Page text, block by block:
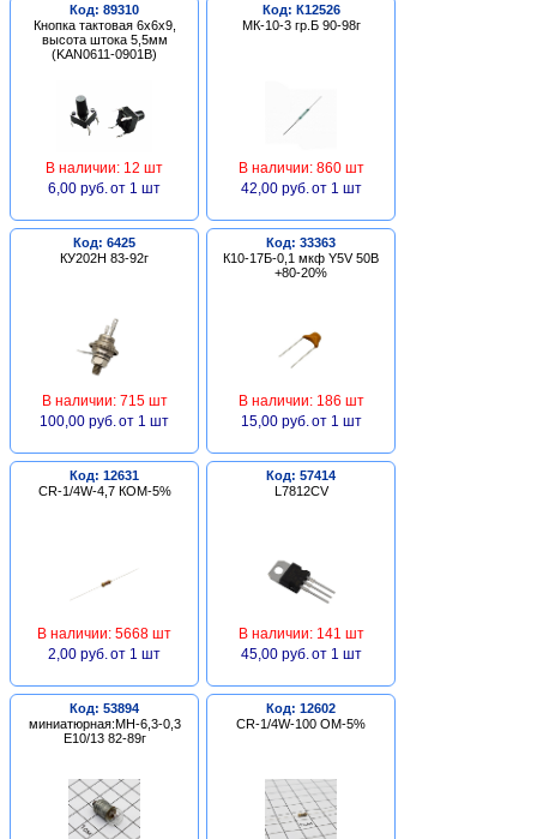
Код: 89310
Кнопка тактовая 6х6х9,
высота штока 5,5мм
(KAN0611-0901B)
В наличии: 12 шт
6,00 руб. от 1 шт
Код: К12526
МК-10-3 гр.Б 90-98г
В наличии: 860 шт
42,00 руб. от 1 шт
Код: 6425
КУ202Н 83-92г
В наличии: 715 шт
100,00 руб. от 1 шт
Код: 33363
К10-17Б-0,1 мкф Y5V 50В
+80-20%
В наличии: 186 шт
15,00 руб. от 1 шт
Код: 12631
CR-1/4W-4,7 КОМ-5%
В наличии: 5668 шт
2,00 руб. от 1 шт
Код: 57414
L7812CV
В наличии: 141 шт
45,00 руб. от 1 шт
Код: 53894
миниатюрная:МН-6,3-0,3
Е10/13 82-89г
Код: 12602
CR-1/4W-100 ОМ-5%